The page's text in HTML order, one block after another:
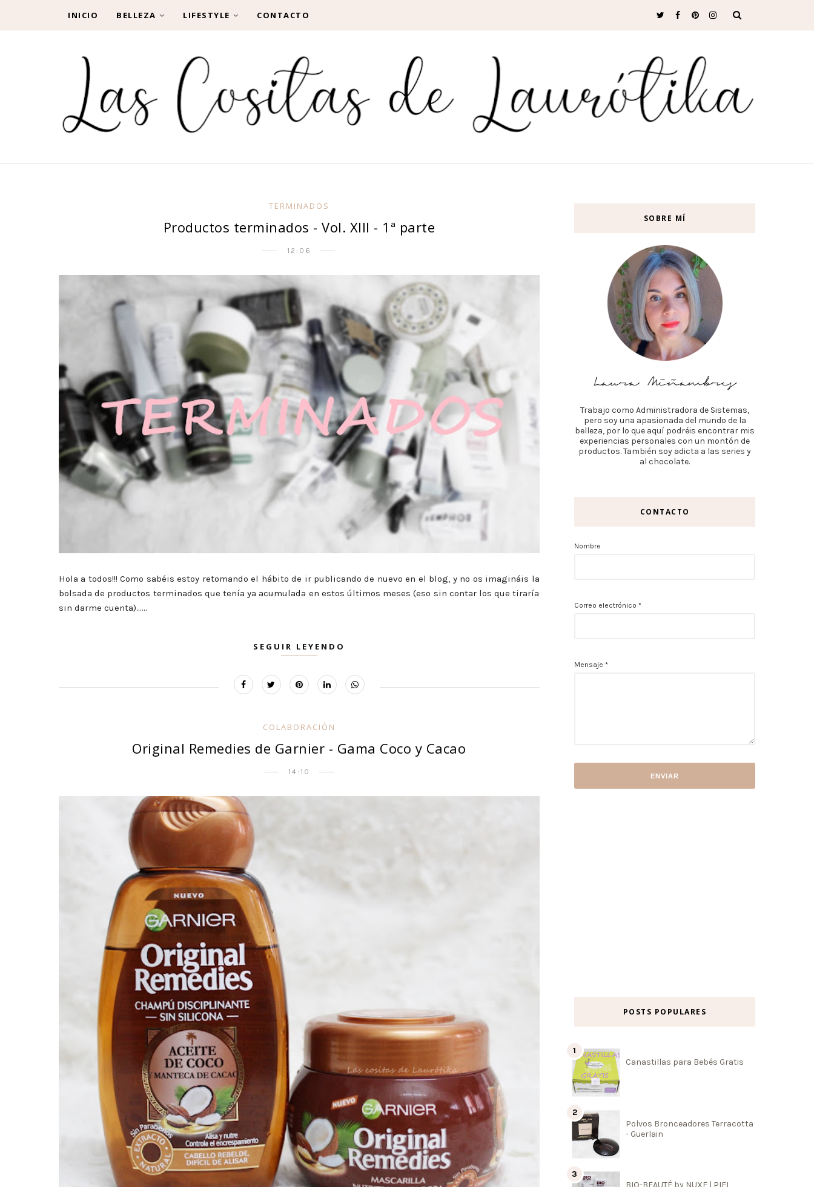
INICIO BELLEZA LIFESTYLE CONTACTO
TERMINADOS
Productos terminados - Vol. XIII - 1ª parte
12:06
Hola a todos!!! Como sabéis estoy retomando el hábito de ir publicando de nuevo en el blog, y no os imagináis la
bolsada de productos terminados que tenía ya acumulada en estos últimos meses (eso sin contar los que tiraría
sin darme cuenta)......
SEGUIR LEYENDO
COLABORACIÓN
Original Remedies de Garnier - Gama Coco y Cacao
14:10
SOBRE MÍ
Trabajo como Administradora de Sistemas,
pero soy una apasionada del mundo de la
belleza, por lo que aquí podréis encontrar mis
experiencias personales con un montón de
productos. También soy adicta a las series y
al chocolate.
CONTACTO
Nombre
Correo electrónico *
Mensaje *
POSTS POPULARES
Canastillas para Bebés Gratis
Polvos Bronceadores Terracotta
- Guerlain